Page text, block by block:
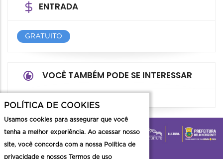
ENTRADA
GRATUITO
VOCÊ TAMBÉM PODE SE INTERESSAR
POLÍTICA DE COOKIES
Usamos cookies para assegurar que você
tenha a melhor experiência. Ao acessar nosso
site, você concorda com a nossa Política de
privacidade e nossos Termos de uso